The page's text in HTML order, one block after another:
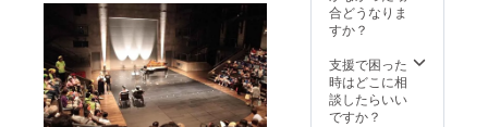
ジ版）
＆作曲
のお手
紙付き
・お礼
のお手
合どうなりま
すか？
支援で困った
時はどこに相
談したらいい
ですか？